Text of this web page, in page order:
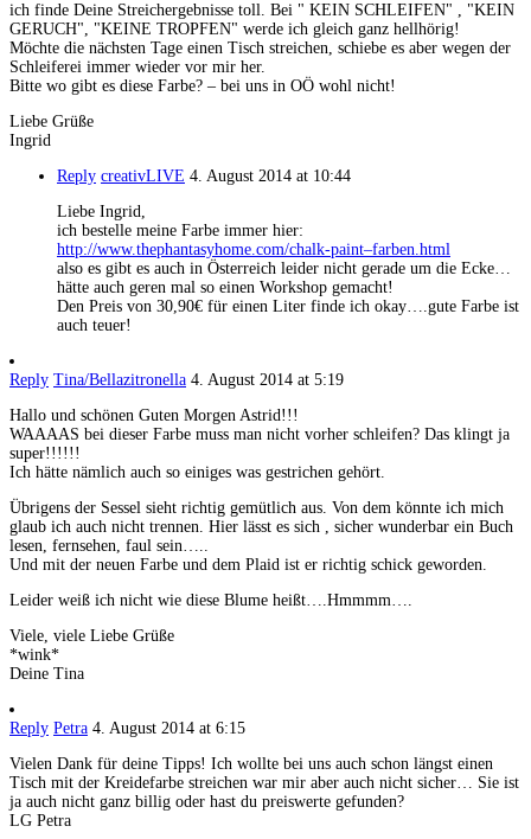
ich finde Deine Streichergebnisse toll. Bei " KEIN SCHLEIFEN" , "KEIN
GERUCH", "KEINE TROPFEN" werde ich gleich ganz hellhörig!
Möchte die nächsten Tage einen Tisch streichen, schiebe es aber wegen der
Schleiferei immer wieder vor mir her.
Bitte wo gibt es diese Farbe? – bei uns in OÖ wohl nicht!
Liebe Grüße
Ingrid
Reply creativLIVE 4. August 2014 at 10:44
Liebe Ingrid,
ich bestelle meine Farbe immer hier:
http://www.thephantasyhome.com/chalk-paint–farben.html
also es gibt es auch in Österreich leider nicht gerade um die Ecke…
hätte auch geren mal so einen Workshop gemacht!
Den Preis von 30,90€ für einen Liter finde ich okay….gute Farbe ist
auch teuer!
Reply Tina/Bellazitronella 4. August 2014 at 5:19
Hallo und schönen Guten Morgen Astrid!!!
WAAAAS bei dieser Farbe muss man nicht vorher schleifen? Das klingt ja
super!!!!!!
Ich hätte nämlich auch so einiges was gestrichen gehört.
Übrigens der Sessel sieht richtig gemütlich aus. Von dem könnte ich mich
glaub ich auch nicht trennen. Hier lässt es sich , sicher wunderbar ein Buch
lesen, fernsehen, faul sein…..
Und mit der neuen Farbe und dem Plaid ist er richtig schick geworden.
Leider weiß ich nicht wie diese Blume heißt….Hmmmm….
Viele, viele Liebe Grüße
*wink*
Deine Tina
Reply Petra 4. August 2014 at 6:15
Vielen Dank für deine Tipps! Ich wollte bei uns auch schon längst einen
Tisch mit der Kreidefarbe streichen war mir aber auch nicht sicher… Sie ist
ja auch nicht ganz billig oder hast du preiswerte gefunden?
LG Petra